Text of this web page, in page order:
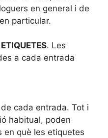
en general i de
particular.
. Les
a cada entrada
cada entrada. Tot i
habitual, poden
en què les etiquetes